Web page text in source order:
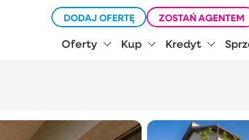
DODAJ OFERTĘ ZOSTAŃ AGENTEM
Oferty Kup Kredyt